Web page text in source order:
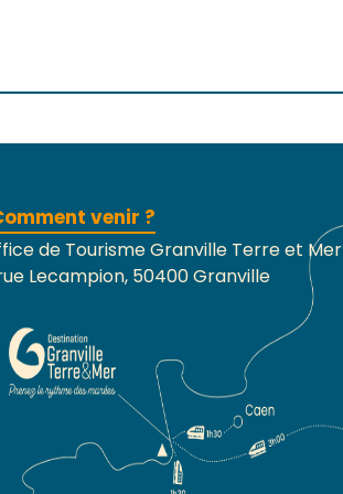
venir ?
de Tourisme Granville Terre et Mer
Lecampion, 50400 Granville